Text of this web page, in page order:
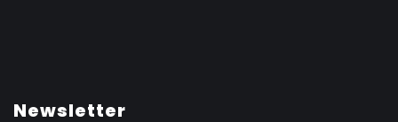
Newsletter